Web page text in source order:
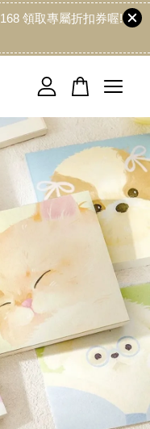
領取專屬折扣券喔!
是空的。